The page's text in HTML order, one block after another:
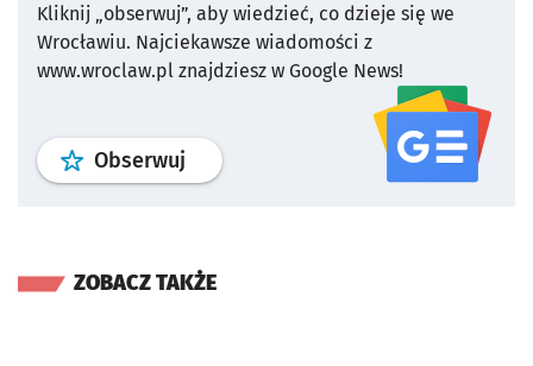
Kliknij „obserwuj”, aby wiedzieć, co dzieje się we
Wrocławiu. Najciekawsze wiadomości z
www.wroclaw.pl znajdziesz w Google News!
Obserwuj profil serwisu
ZOBACZ TAKŻE